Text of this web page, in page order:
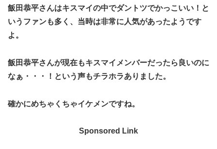
飯田恭平さんはキスマイの中でダントツでかっこいい！と
いうファンも多く、当時は非常に人気があったようです
よ。
飯田恭平さんが現在もキスマイメンバーだったら良いのに
なぁ・・・！という声もチラホラありました。
確かにめちゃくちゃイケメンですね。
Sponsored Link